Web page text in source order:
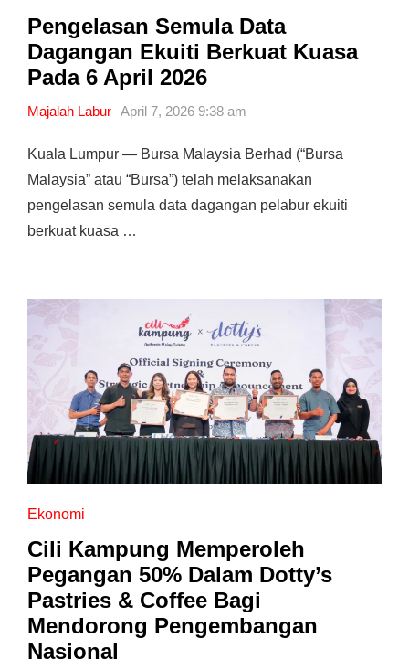
Pengelasan Semula Data
Dagangan Ekuiti Berkuat Kuasa
Pada 6 April 2026
Majalah Labur April 7, 2026 9:38 am
Kuala Lumpur — Bursa Malaysia Berhad (“Bursa
Malaysia” atau “Bursa”) telah melaksanakan
pengelasan semula data dagangan pelabur ekuiti
berkuat kuasa …
Ekonomi
Cili Kampung Memperoleh
Pegangan 50% Dalam Dotty’s
Pastries & Coffee Bagi
Mendorong Pengembangan
Nasional